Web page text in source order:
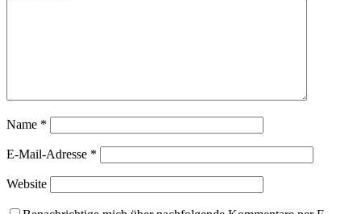
Name *
E-Mail-Adresse *
Website